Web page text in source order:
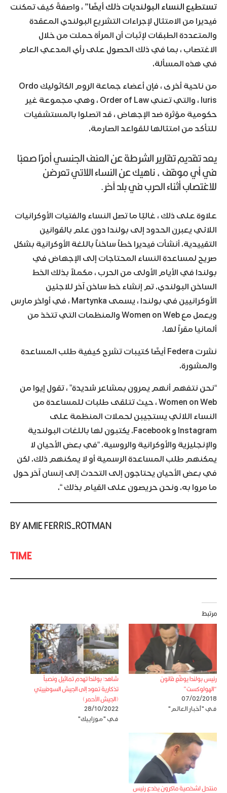
تستطيع النساء البولنديات ذلك أيضًا” ، واصفةً كيف تمكنت
فيديرا من الامتثال لإجراءات التشريع البولندي المعقدة
والمتعددة الطبقات لإثبات أن المرأة حملت من خلال
الاغتصاب ، بما في ذلك الحصول على رأي المدعي العام
في هذه المسألة.
من ناحية أخرى ، فإن أعضاء جماعة الروم الكاثوليك Ordo
Iuris ، والتي تعني Order of Law ، وهي مجموعة غير
حكومية مؤثرة ضد الإجهاض ، قد اتصلوا بالمستشفيات
للتأكد من امتثالها للقواعد الصارمة.
يعد تقديم تقارير الشرطة عن العنف الجنسي أمرًا صعبًا
في أي موقف ، ناهيك عن النساء اللاتي تعرضن
للاغتصاب أثناء الحرب في بلد آخر.
علاوة على ذلك ، غالبًا ما تصل النساء والفتيات الأوكرانيات
اللائي يعبرن الحدود إلى بولندا دون علم بالقوانين
التقييدية. أنشأت فيديرا خطاً ساخناً باللغة الأوكرانية بشكل
صريح لمساعدة النساء المحتاجات إلى الإجهاض في
بولندا في الأيام الأولى من الحرب ، مكملاً بذلك الخط
الساخن البولندي. تم إنشاء خط ساخن آخر للاجئين
الأوكرانيين في بولندا ، يسمى Martynka ، في أواخر مارس
ويعمل مع Women on Web والمنظمات التي تتخذ من
ألمانيا مقراً لها.
نشرت Federa أيضًا كتيبات تشرح كيفية طلب المساعدة
والمشورة.
“نحن نتفهم أنهم يمرون بمشاعر شديدة” ، تقول إيوا من
Women on Web ، حيث تتلقى طلبات للمساعدة من
النساء اللائي يستجيبن لحملات المنظمة على
Instagram و Facebook. يكتبون لها باللغات البولندية
والإنجليزية والأوكرانية والروسية. “في بعض الأحيان لا
يمكنهم طلب المساعدة الرسمية أو لا يمكنهم ذلك. لكن
في بعض الأحيان يحتاجون إلى التحدث إلى إنسان آخر حول
ما مروا به. ونحن حريصون على القيام بذلك “.
BY AMIE FERRIS-ROTMAN
TIME
مرتبط
رئيس بولندا يوقّع قانون
“الهولوكست”
07/02/2018
في "أخبار العالم"
شاهد: بولندا تهدم تماثيل ونصباً
تذكارية تعود إلى الجيش السوفييتي
(الجيش الأحمر)
28/10/2022
في "موزاييك"
منتحل لشخصية ماكرون يخدع رئيس